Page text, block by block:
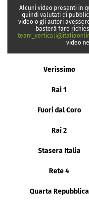
Alcuni video presenti in
quindi valutati di
video o gli autori
basterà fare
video
Verissimo
Rai 1
Fuori dal Coro
Rai 2
Stasera Italia
Rete 4
Quarta Repubblica